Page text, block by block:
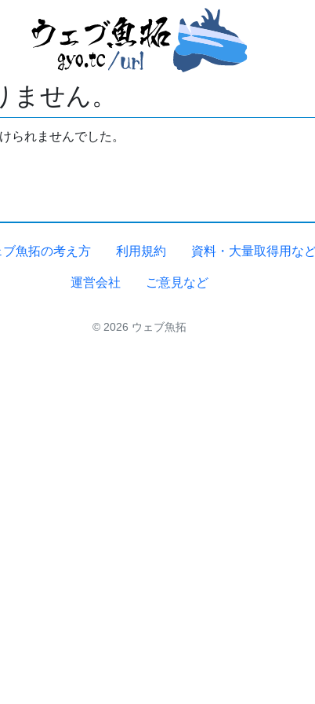
せん。
られませんでした。
ブ魚拓の考え方 利用規約 資料・大量取得用な
運営会社 ご意見など
© 2026 ウェブ魚拓